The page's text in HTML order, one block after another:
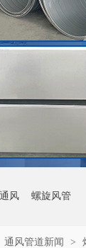
风 螺旋风管
通风管道新闻 >